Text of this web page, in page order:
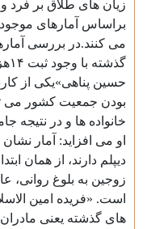
زیان های طلاق بر فرد و
می کنند.در بررسی
حسین پناهی»یکی از
بودن جمعیت کشور می
خانواده ها و در نتیجه
دیپلم دارند، از همان
زوجین به بلوغ روانی،
است. «فریده امین